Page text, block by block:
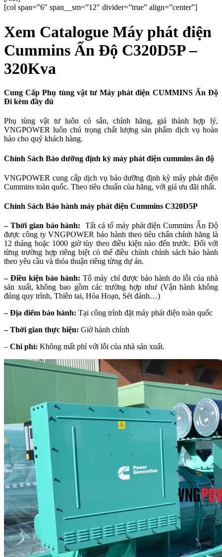
[col span=”6″ span__sm=”12″ divider=”true” align=”center”]
Xem Catalogue Máy phát điện
Cummins Ấn Độ C320D5P –
320Kva
Cung Cấp Phụ tùng vật tưMáy phát điện CUMMINS Ấn Độ
Đi kèm đầy đủ
Phụ tùng vật tư luôn có sẵn, chính hãng, giá thành hợp lý,
VNGPOWER luôn chú trọng chất lượng sản phẩm dịch vụ hoàn
hảo cho quý khách hàng.
Chính Sách Bảo dưỡng định kỳ máy phát điện cummins ấn độ
VNGPOWER cung cấp dịch vụ bảo dưỡng định kỳ máy phát điện
Cummins toàn quốc. Theo tiêu chuẩn của hãng, với giá ưu đãi nhất.
Chính Sách Bảo hành máy phát điện Cummins C320D5P
– Thời gian bảo hành:
Tất cả tổ máy phát điện Cummins Ấn Độ
được công ty VNGPOWER bảo hành theo tiêu chẩn chính hãng là
12 tháng hoặc 1000 giờ tùy theo điều kiện nào đến trước. Đối với
từng trường hợp riêng biệt có thể điều chỉnh chính sách bảo hành
theo yêu cầu và thỏa thuận riêng từng dự án.
– Điều kiện bảo hành: Tổ máy chỉ được bảo hành do lỗi của nhà
sản xuất, không bao gồm các trường hợp như (Vận hành không
đúng quy trình, Thiên tai, Hỏa Hoạn, Sét đánh…)
– Địa điểm bảo hành: Tại công trình đặt máy phát điện toàn quốc
– Thời gian thực hiện: Giờ hành chính
– Chi phí: Không mất phí với lỗi của nhà sản xuất.